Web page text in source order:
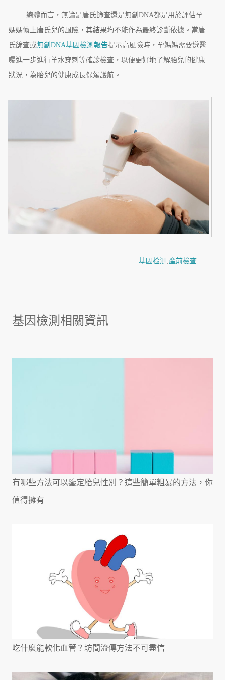
總體而言，無論是唐氏篩查還是無創DNA都是用於評估孕
媽媽懷上唐氏兒的風險，其結果均不能作為最終診斷依據。當唐
氏篩查或無創DNA基因檢測報告提示高風險時，孕媽媽需要遵醫
囑進一步進行羊水穿刺等確診檢查，以便更好地了解胎兒的健康
狀況，為胎兒的健康成長保駕護航。
基因检测 ,產前檢查
基因檢測相關資訊
有哪些方法可以鑒定胎兒性別？這些簡單粗暴的方法，你
值得擁有
吃什麼能軟化血管？坊間流傳方法不可盡信